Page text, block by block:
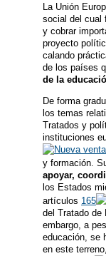
La Unión
social del cual
y cobrar
proyecto
calando
de los países
de la
De forma
los temas
Tratados y
instituciones
y formación.
apoyar,
los Estados
artículos 165
del Tratado de
embargo, a
educación, se
en este